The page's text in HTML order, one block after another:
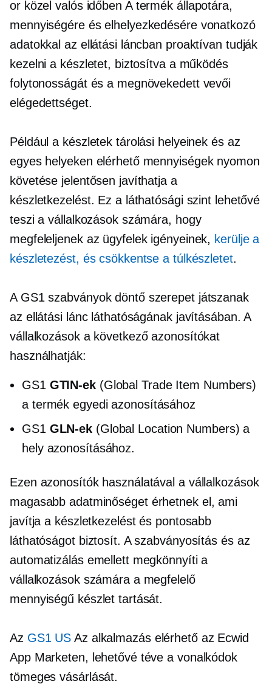
or közel valós időben A termék állapotára,
mennyiségére és elhelyezkedésére vonatkozó
adatokkal az ellátási láncban proaktívan tudják
kezelni a készletet, biztosítva a működés
folytonosságát és a megnövekedett vevői
elégedettséget.
Például a készletek tárolási helyeinek és az
egyes helyeken elérhető mennyiségek nyomon
követése jelentősen javíthatja a
készletkezelést. Ez a láthatósági szint lehetővé
teszi a vállalkozások számára, hogy
megfeleljenek az ügyfelek igényeinek, kerülje a
készletezést, és csökkentse a túlkészletet.
A GS1 szabványok döntő szerepet játszanak
az ellátási lánc láthatóságának javításában. A
vállalkozások a következő azonosítókat
használhatják:
GS1 GTIN-ek(Global Trade Item Numbers)
a termék egyedi azonosításához
GS1 GLN-ek (Global Location Numbers) a
hely azonosításához.
Ezen azonosítók használatával a vállalkozások
magasabb adatminőséget érhetnek el, ami
javítja a készletkezelést és pontosabb
láthatóságot biztosít. A szabványosítás és az
automatizálás emellett megkönnyíti a
vállalkozások számára a megfelelő
mennyiségű készlet tartását.
Az GS1 US Az alkalmazás elérhető az Ecwid
App Marketen, lehetővé téve a vonalkódok
tömeges vásárlását.